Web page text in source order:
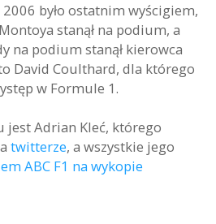
było ostatnim wyścigiem,
stanął na podium, a
na podium stanął kierowca
to David Coulthard, dla którego
w Formule 1.
jest Adrian Kleć, którego
twitterze, a wszystkie jego
ABC F1 na wykopie